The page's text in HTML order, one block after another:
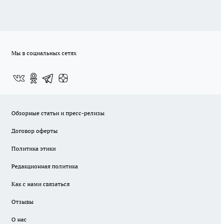
Мы в социальных сетях
Обзорные статьи и пресс-релизы
Договор оферты
Политика этики
Редакционная политика
Как с нами связаться
Отзывы
О нас